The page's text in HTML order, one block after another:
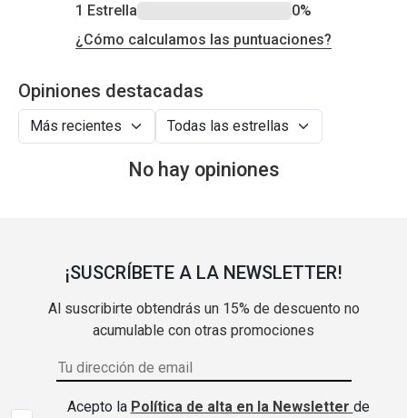
1 Estrella
0%
¿Cómo calculamos las puntuaciones?
Opiniones destacadas
No hay opiniones
¡SUSCRÍBETE A LA NEWSLETTER!
Al suscribirte obtendrás un 15% de descuento no
acumulable con otras promociones
Acepto la Política de alta en la Newsletter de